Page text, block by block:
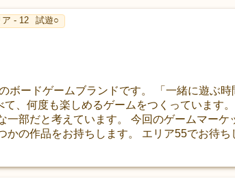
ア - 12 試遊○
ボードゲームブランドです。 「一緒に遊ぶ
、何度も楽しめるゲームをつくっています
一部だと考えています。 今回のゲームマーケ
かの作品をお持ちします。 エリア55でお待